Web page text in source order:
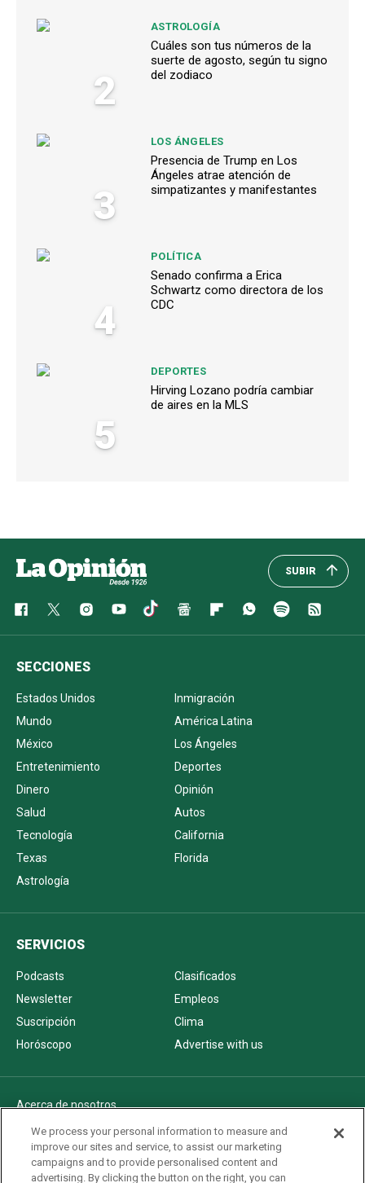
2
ASTROLOGÍA
Cuáles son tus números de la
suerte de agosto, según tu signo
del zodiaco
3
LOS ÁNGELES
Presencia de Trump en Los
Ángeles atrae atención de
simpatizantes y manifestantes
4
POLÍTICA
Senado confirma a Erica
Schwartz como directora de los
CDC
5
DEPORTES
Hirving Lozano podría cambiar
de aires en la MLS
SUBIR
SECCIONES
Estados Unidos
Inmigración
Mundo
América Latina
México
Los Ángeles
Entretenimiento
Deportes
Dinero
Opinión
Salud
Autos
Tecnología
California
Texas
Florida
Astrología
SERVICIOS
Podcasts
Clasificados
Newsletter
Empleos
Suscripción
Clima
Horóscopo
Advertise with us
Acerca de nosotros
Politica de privacidad
Pautas Editoriales
AdChoices
We process your personal information to measure and
improve our sites and service, to assist our marketing
campaigns and to provide personalised content and
advertising. By clicking the button on the right, you can